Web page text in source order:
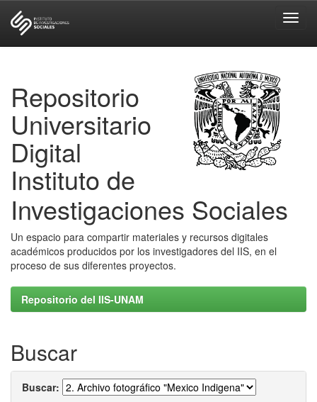
Repositorio
Universitario
Digital
Instituto de
Investigaciones Sociales
Un espacio para compartir materiales y recursos digitales
académicos producidos por los investigadores del IIS, en el
proceso de sus diferentes proyectos.
Repositorio del IIS-UNAM
Buscar
Buscar: